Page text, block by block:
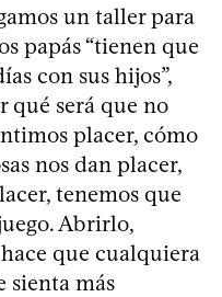
un taller para
papás “tienen que
con sus hijos”,
qué será que no
placer, cómo
nos dan placer,
tenemos que
Abrirlo,
que cualquiera
sienta más